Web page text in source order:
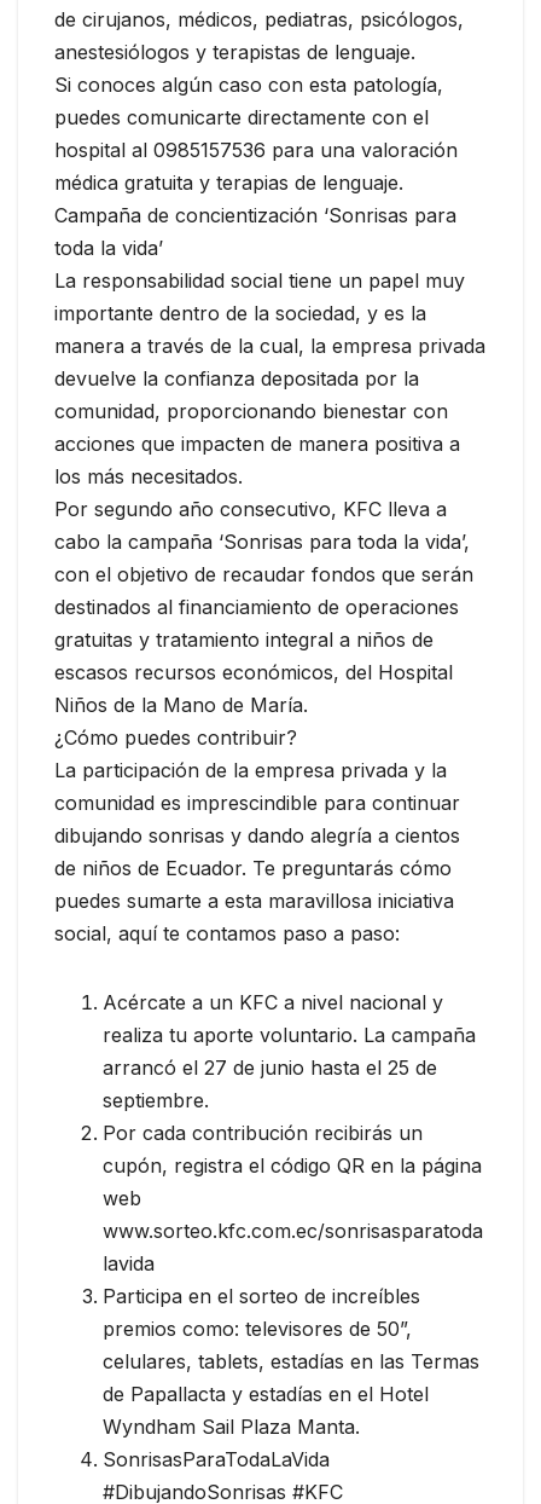
de cirujanos, médicos, pediatras, psicólogos,
anestesiólogos y terapistas de lenguaje.
Si conoces algún caso con esta patología,
puedes comunicarte directamente con el
hospital al 0985157536 para una valoración
médica gratuita y terapias de lenguaje.
Campaña de concientización ‘Sonrisas para
toda la vida’
La responsabilidad social tiene un papel muy
importante dentro de la sociedad, y es la
manera a través de la cual, la empresa privada
devuelve la confianza depositada por la
comunidad, proporcionando bienestar con
acciones que impacten de manera positiva a
los más necesitados.
Por segundo año consecutivo, KFC lleva a
cabo la campaña ‘Sonrisas para toda la vida’,
con el objetivo de recaudar fondos que serán
destinados al financiamiento de operaciones
gratuitas y tratamiento integral a niños de
escasos recursos económicos, del Hospital
Niños de la Mano de María.
¿Cómo puedes contribuir?
La participación de la empresa privada y la
comunidad es imprescindible para continuar
dibujando sonrisas y dando alegría a cientos
de niños de Ecuador. Te preguntarás cómo
puedes sumarte a esta maravillosa iniciativa
social, aquí te contamos paso a paso:
Acércate a un KFC a nivel nacional y
realiza tu aporte voluntario. La campaña
arrancó el 27 de junio hasta el 25 de
septiembre.
Por cada contribución recibirás un
cupón, registra el código QR en la página
web
www.sorteo.kfc.com.ec/sonrisasparatoda
lavida
Participa en el sorteo de increíbles
premios como: televisores de 50”,
celulares, tablets, estadías en las Termas
de Papallacta y estadías en el Hotel
Wyndham Sail Plaza Manta.
SonrisasParaTodaLaVida
#DibujandoSonrisas #KFC